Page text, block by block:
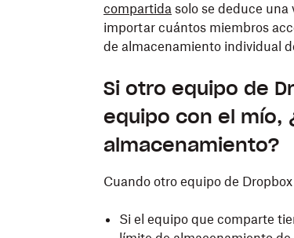
compartida solo se deduce
importar cuántos miembros
de almacenamiento individual
Si otro equipo de
equipo con el mío,
almacenamiento?
Cuando otro equipo de
Si el equipo que comparte